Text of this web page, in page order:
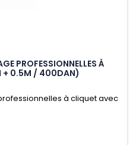
PROFESSIONNELLES À
+ 0.5M / 400DAN)
à cliquet avec
/ 400daN), simple et rapide
de sécuriser